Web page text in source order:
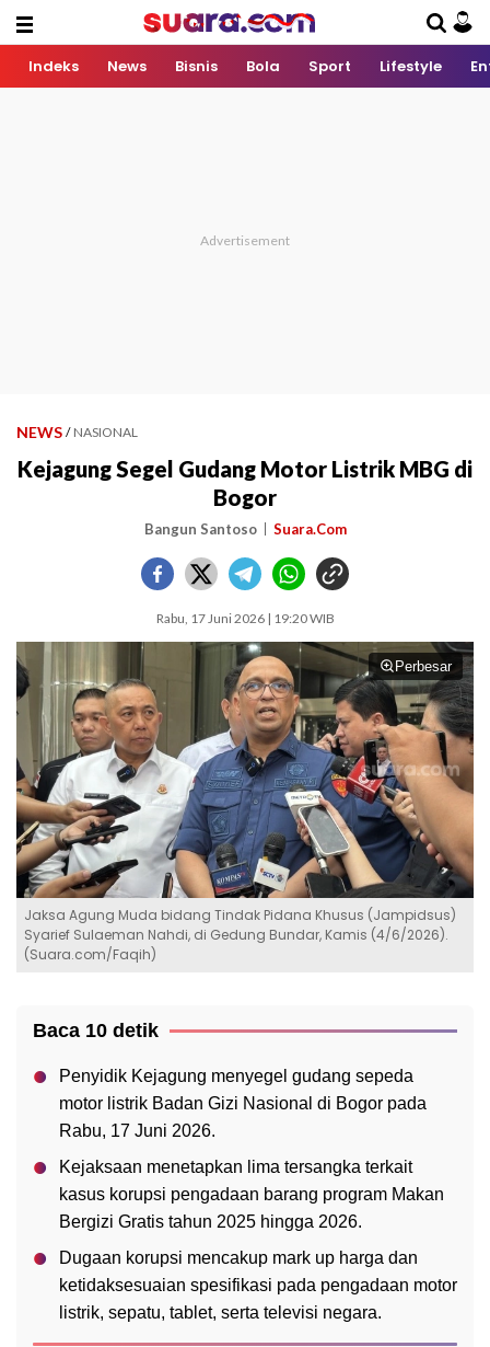
Indeks News Bisnis Bola Sport Lifestyle
NEWS / NASIONAL
Kejagung Segel Gudang Motor Listrik MBG di
Bogor
Bangun Santoso Suara.Com
Rabu, 17 Juni 2026 | 19:20 WIB
Perbesar
Jaksa Agung Muda bidang Tindak Pidana Khusus (Jampidsus)
Syarief Sulaeman Nahdi, di Gedung Bundar, Kamis (4/6/2026).
(Suara.com/Faqih)
Baca 10 detik
Penyidik Kejagung menyegel gudang sepeda
motor listrik Badan Gizi Nasional di Bogor pada
Rabu, 17 Juni 2026.
Kejaksaan menetapkan lima tersangka terkait
kasus korupsi pengadaan barang program Makan
Bergizi Gratis tahun 2025 hingga 2026.
Dugaan korupsi mencakup mark up harga dan
ketidaksesuaian spesifikasi pada pengadaan motor
listrik, sepatu, tablet, serta televisi negara.